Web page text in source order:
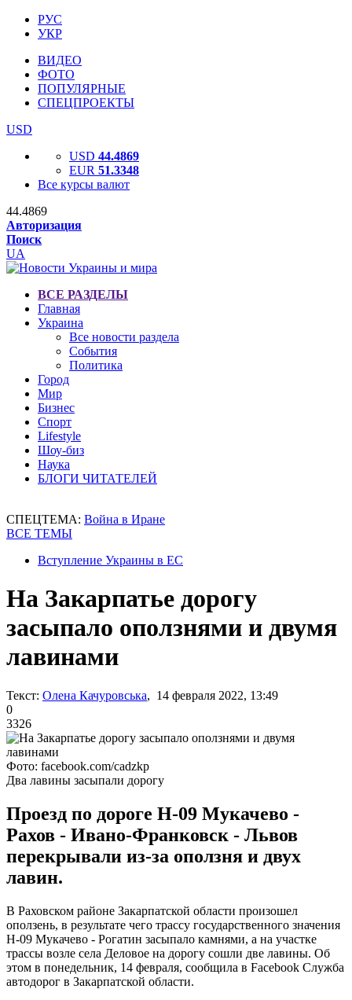
РУС
УКР
ВИДЕО
ФОТО
ПОПУЛЯРНЫЕ
СПЕЦПРОЕКТЫ
USD
USD 44.4869
EUR 51.3348
Все курсы валют
44.4869
Авторизация
Поиск
UA
ВСЕ РАЗДЕЛЫ
Главная
Украина
Все новости раздела
События
Политика
Город
Мир
Бизнес
Спорт
Lifestyle
Шоу-биз
Наука
БЛОГИ ЧИТАТЕЛЕЙ
СПЕЦТЕМА: Война в Иране
ВСЕ ТЕМЫ
Вступление Украины в ЕС
На Закарпатье дорогу
засыпало оползнями и двумя
лавинами
Текст: Олена Качуровська, 14 февраля 2022, 13:49
0
3326
Фото: facebook.com/cadzkp
Два лавины засыпали дорогу
Проезд по дороге Н-09 Мукачево -
Рахов - Ивано-Франковск - Львов
перекрывали из-за оползня и двух
лавин.
В Раховском районе Закарпатской области произошел
оползень, в результате чего трассу государственного значения
Н-09 Мукачево - Рогатин засыпало камнями, а на участке
трассы возле села Деловое на дорогу сошли две лавины. Об
этом в понедельник, 14 февраля, сообщила в Facebook Служба
автодорог в Закарпатской области.